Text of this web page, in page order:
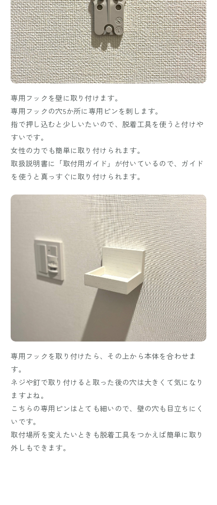
専用フックを壁に取り付けます。
専用フックの穴5か所に専用ピンを刺します。
指で押し込むと少しいたいので、脱着工具を使うと付けや
すいです。
女性の力でも簡単に取り付けられます。
取扱説明書に「取付用ガイド」が付いているので、ガイド
を使うと真っすぐに取り付けられます。
専用フックを取り付けたら、その上から本体を合わせま
す。
ネジや釘で取り付けると取った後の穴は大きくて気になり
ますよね。
こちらの専用ピンはとても細いので、壁の穴も目立ちにく
いです。
取付場所を変えたいときも脱着工具をつかえば簡単に取り
外しもできます。